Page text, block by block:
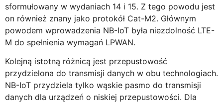
sformułowany w wydaniach 14 i 15. Z tego powodu jest
on również znany jako protokół Cat-M2. Głównym
powodem wprowadzenia NB-IoT była niezdolność LTE-
M do spełnienia wymagań LPWAN.
Kolejną istotną różnicą jest przepustowość
przydzielona do transmisji danych w obu technologiach.
NB-IoT przydziela tylko wąskie pasmo do transmisji
danych dla urządzeń o niskiej przepustowości. Dla